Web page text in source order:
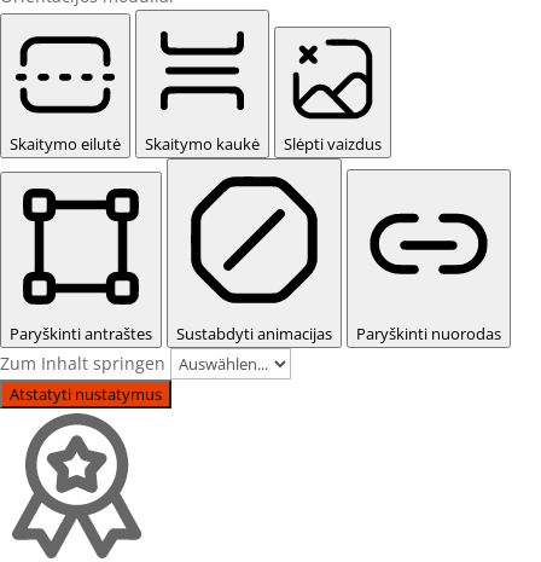
Skaitymo eilutė Skaitymo kaukė Slėpti vaizdus
Paryškinti antraštes Sustabdyti animacijas Paryškinti nuorodas
Zum Inhalt springen
Atstatyti nustatymus